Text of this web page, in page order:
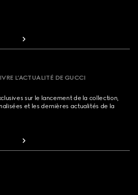
L’ACTUALITÉ DE GUCCI
sur le lancement de la collection,
et les dernières actualités de la